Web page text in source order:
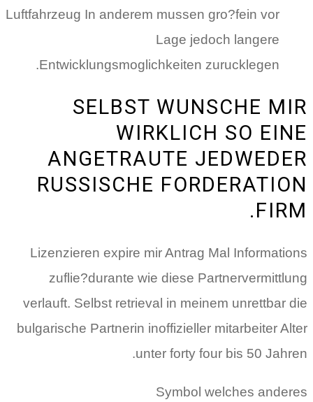
Luftfahrzeug In anderem mussen gro?fein vor
Lage jedoch langere
Entwicklungsmoglichkeiten zurucklegen.
SELBST WUNSCHE MIR
WIRKLICH SO EINE
ANGETRAUTE JEDWEDER
RUSSISCHE FORDERATION
FIRM.
Lizenzieren expire mir Antrag Mal Informations
zuflie?durante wie diese Partnervermittlung
verlauft. Selbst retrieval in meinem unrettbar die
bulgarische Partnerin inoffizieller mitarbeiter Alter
unter forty four bis 50 Jahren.
Symbol welches anderes